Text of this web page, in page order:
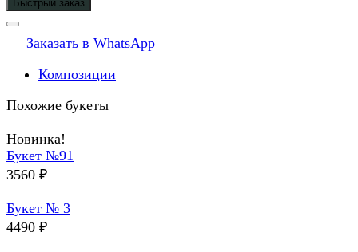
Быстрый заказ
Заказать в WhatsApp
Композиции
Похожие букеты
Новинка!
Букет №91
3560 ₽
Букет № 3
4490 ₽